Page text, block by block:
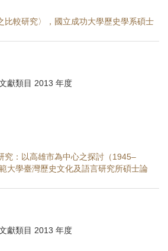
比較研究〉，國立成功大學歷史學系碩士
獻類目 2013 年度
究：以高雄市為中心之探討（1945–
大學臺灣歷史文化及語言研究所碩士論
獻類目 2013 年度